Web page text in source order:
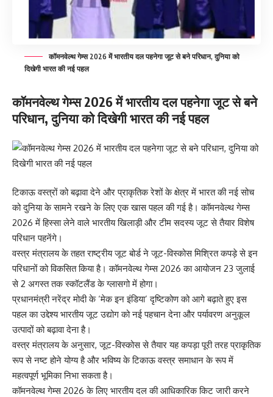
कॉमनवेल्थ गेम्स 2026 में भारतीय दल पहनेगा जूट से बने परिधान, दुनिया को
दिखेगी भारत की नई पहल
कॉमनवेल्थ गेम्स 2026 में भारतीय दल पहनेगा जूट से बने
परिधान, दुनिया को दिखेगी भारत की नई पहल
टिकाऊ वस्त्रों को बढ़ावा देने और प्राकृतिक रेशों के क्षेत्र में भारत की नई सोच
को दुनिया के सामने रखने के लिए एक खास पहल की गई है। कॉमनवेल्थ गेम्स
2026 में हिस्सा लेने वाले भारतीय खिलाड़ी और टीम सदस्य जूट से तैयार विशेष
परिधान पहनेंगे।
वस्त्र मंत्रालय के तहत राष्ट्रीय जूट बोर्ड ने जूट-विस्कोस मिश्रित कपड़े से इन
परिधानों को विकसित किया है। कॉमनवेल्थ गेम्स 2026 का आयोजन 23 जुलाई
से 2 अगस्त तक स्कॉटलैंड के ग्लासगो में होगा।
प्रधानमंत्री नरेंद्र मोदी के ‘मेक इन इंडिया’ दृष्टिकोण को आगे बढ़ाते हुए इस
पहल का उद्देश्य भारतीय जूट उद्योग को नई पहचान देना और पर्यावरण अनुकूल
उत्पादों को बढ़ावा देना है।
वस्त्र मंत्रालय के अनुसार, जूट-विस्कोस से तैयार यह कपड़ा पूरी तरह प्राकृतिक
रूप से नष्ट होने योग्य है और भविष्य के टिकाऊ वस्त्र समाधान के रूप में
महत्वपूर्ण भूमिका निभा सकता है।
कॉमनवेल्थ गेम्स 2026 के लिए भारतीय दल की आधिकारिक किट जारी करने